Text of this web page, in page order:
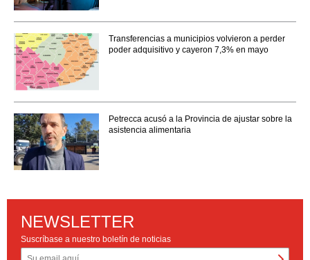
Transferencias a municipios volvieron a perder
poder adquisitivo y cayeron 7,3% en mayo
Petrecca acusó a la Provincia de ajustar sobre la
asistencia alimentaria
NEWSLETTER
Suscríbase a nuestro boletín de noticias